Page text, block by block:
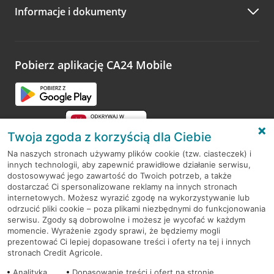
Zachęcamy do podzielenia się z nami opinią o wizycie.
opinie.
Informacje i dokumenty
Pobierz aplikację CA24 Mobile
RODO
Regulamin serwisu
Mapa serwisu
PolitykaCookies
Twoja zgoda z korzyścią dla Ciebie
Na naszych stronach używamy plików cookie (tzw. ciasteczek) i
innych technologii, aby zapewnić prawidłowe działanie serwisu,
dostosowywać jego zawartość do Twoich potrzeb, a także
dostarczać Ci spersonalizowane reklamy na innych stronach
internetowych. Możesz wyrazić zgodę na wykorzystywanie lub
odrzucić pliki cookie – poza plikami niezbędnymi do funkcjonowania
serwisu. Zgody są dobrowolne i możesz je wycofać w każdym
momencie. Wyrażenie zgody sprawi, że będziemy mogli
prezentować Ci lepiej dopasowane treści i oferty na tej i innych
stronach Credit Agricole.